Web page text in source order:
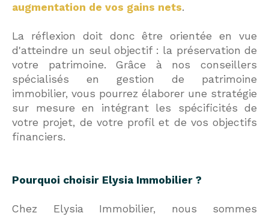
augmentation de vos gains nets.
La réflexion doit donc être orientée en vue
d'atteindre un seul objectif : la préservation de
votre patrimoine. Grâce à nos conseillers
spécialisés en gestion de patrimoine
immobilier, vous pourrez élaborer une stratégie
sur mesure en intégrant les spécificités de
votre projet, de votre profil et de vos objectifs
financiers.
Pourquoi choisir Elysia Immobilier ?
Chez Elysia Immobilier, nous sommes